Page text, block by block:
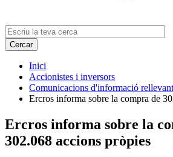
Inici
Accionistes i inversors
Comunicacions d'informació rellevant
Ercros informa sobre la compra de
Ercros informa sobre la
302.068 accions pròpies